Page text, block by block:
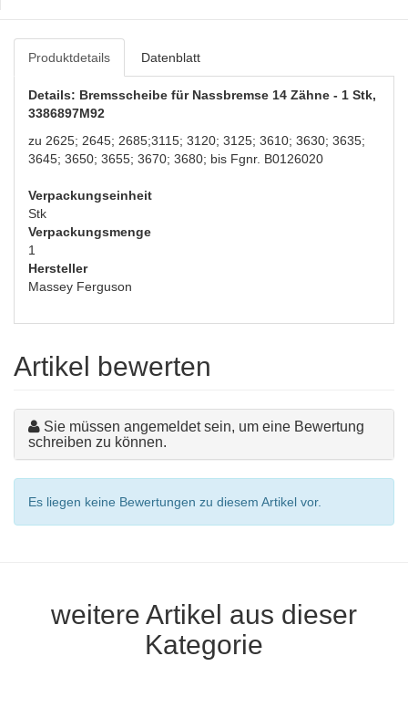
Produktdetails Datenblatt
Details: Bremsscheibe für Nassbremse 14 Zähne - 1 Stk,
3386897M92
zu 2625; 2645; 2685;3115; 3120; 3125; 3610; 3630; 3635;
3645; 3650; 3655; 3670; 3680; bis Fgnr. B0126020
Verpackungseinheit
Stk
Verpackungsmenge
1
Hersteller
Massey Ferguson
Artikel bewerten
Sie müssen angemeldet sein, um eine Bewertung
schreiben zu können.
Es liegen keine Bewertungen zu diesem Artikel vor.
weitere Artikel aus dieser
Kategorie